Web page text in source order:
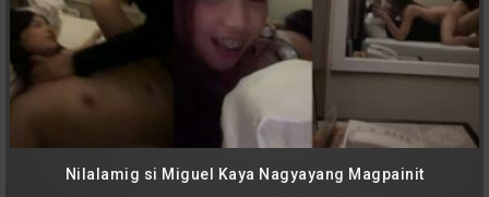
Nilalamig si Miguel Kaya Nagyayang Magpainit